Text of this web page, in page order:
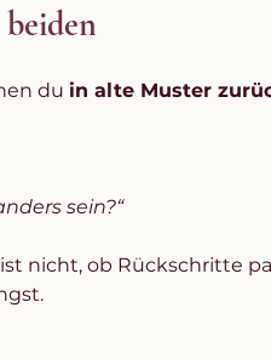
du in alte Muster
sein?“
nicht, ob Rückschritte